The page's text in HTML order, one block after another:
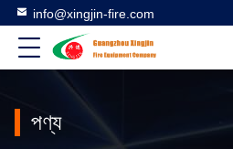
info@xingjin-fire.com
পণ্য